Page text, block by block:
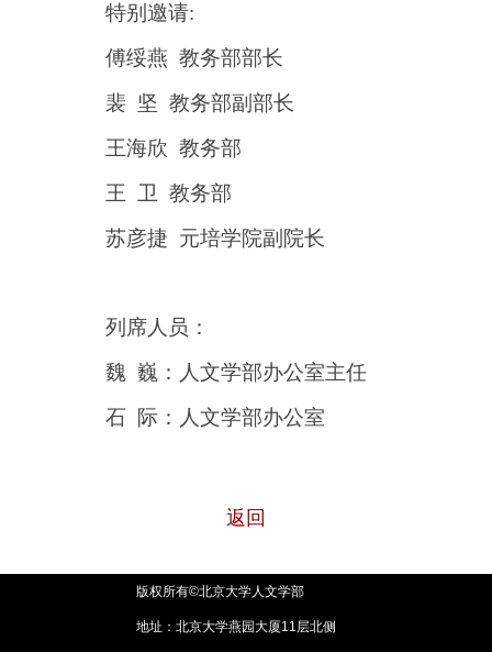
特别邀请:
傅绥燕 教务部部长
裴 坚 教务部副部长
王海欣 教务部
王 卫 教务部
苏彦捷 元培学院副院长
列席人员：
魏 巍：人文学部办公室主任
石 际：人文学部办公室
返回
版权所有©北京大学人文学部
地址：北京大学燕园大厦11层北侧